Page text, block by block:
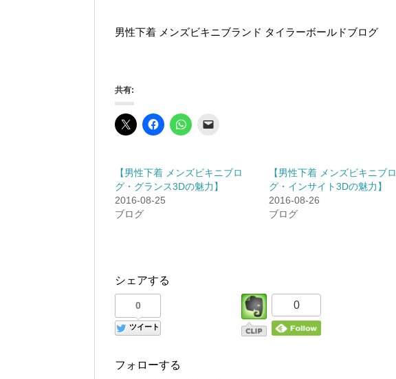
男性下着 メンズビキニブランド タイラーボールドブログ
共有:
【男性下着 メンズビキニブロ
グ・グランス3Dの魅力】
2016-08-25
ブログ
【男性下着 メンズビキニブロ
グ・インサイト3Dの魅力】
2016-08-26
ブログ
シェアする
0
ツイート
0
フォローする